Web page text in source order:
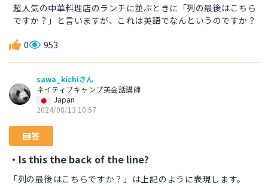
超人気の中華料理店のランチに並ぶときに「列の最後はこちら
ですか？」と言いますが、これは英語でなんというのですか？
0 953
sawa_kichiさん
ネイティブキャンプ英会話講師
Japan
2024/08/13 10:57
回答
・Is this the back of the line?
「列の最後はこちらですか？」は上記のように表現します。